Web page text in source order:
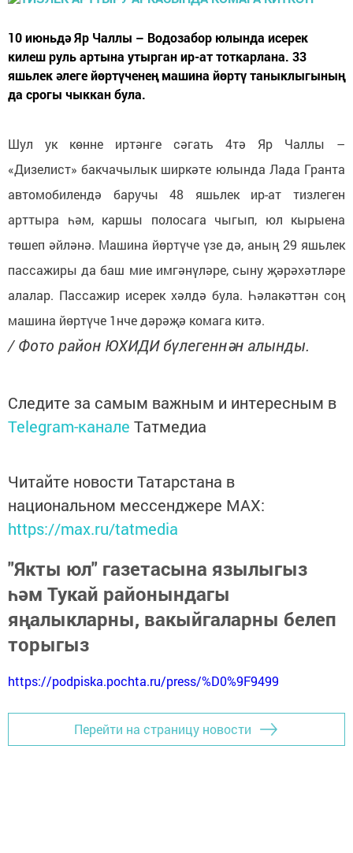
10 июньдә Яр Чаллы – Водозабор юлында исерек
килеш руль артына утырган ир-ат тоткарлана. 33
яшьлек әлеге йөртүченең машина йөртү таныклыгының
да срогы чыккан була.
Шул ук көнне иртәнге сәгать 4тә Яр Чаллы –
«Дизелист» бакчачылык ширкәте юлында Лада Гранта
автомобилендә баручы 48 яшьлек ир-ат тизлеген
арттыра һәм, каршы полосага чыгып, юл кырыена
төшеп әйләнә. Машина йөртүче үзе дә, аның 29 яшьлек
пассажиры да баш мие имгәнүләре, сыну җәрәхәтләре
алалар. Пассажир исерек хәлдә була. Һәлакәттән соң
машина йөртүче 1нче дәрәҗә комага китә.
/ Фото район ЮХИДИ бүлегеннән алынды.
Следите за самым важным и интересным в
Telegram-канале Татмедиа
Читайте новости Татарстана в
национальном мессенджере MАХ:
https://max.ru/tatmedia
"Якты юл" газетасына язылыгыз
һәм Тукай районындагы
яңалыкларны, вакыйгаларны белеп
торыгыз
https://podpiska.pochta.ru/press/%D0%9F9499
Перейти на страницу новости